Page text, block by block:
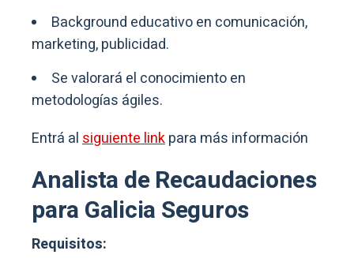
Background educativo en comunicación,
marketing, publicidad.
Se valorará el conocimiento en
metodologías ágiles.
Entrá alsiguiente linkpara más información
Analista de Recaudaciones
para Galicia Seguros
Requisitos: